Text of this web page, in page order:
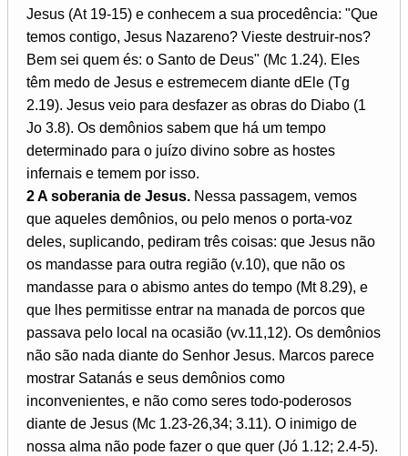
Jesus (At 19-15) e conhecem a sua procedência: "Que
temos contigo, Jesus Nazareno? Vieste destruir-nos?
Bem sei quem és: o Santo de Deus" (Mc 1.24). Eles
têm medo de Jesus e estremecem diante dEle (Tg
2.19). Jesus veio para desfazer as obras do Diabo (1
Jo 3.8). Os demônios sabem que há um tempo
determinado para o juízo divino sobre as hostes
infernais e temem por isso.
2 A soberania de Jesus. Nessa passagem, vemos
que aqueles demônios, ou pelo menos o porta-voz
deles, suplicando, pediram três coisas: que Jesus não
os mandasse para outra região (v.10), que não os
mandasse para o abismo antes do tempo (Mt 8.29), e
que lhes permitisse entrar na manada de porcos que
passava pelo local na ocasião (vv.11,12). Os demônios
não são nada diante do Senhor Jesus. Marcos parece
mostrar Satanás e seus demônios como
inconvenientes, e não como seres todo-poderosos
diante de Jesus (Mc 1.23-26,34; 3.11). O inimigo de
nossa alma não pode fazer o que quer (Jó 1.12; 2.4-5).